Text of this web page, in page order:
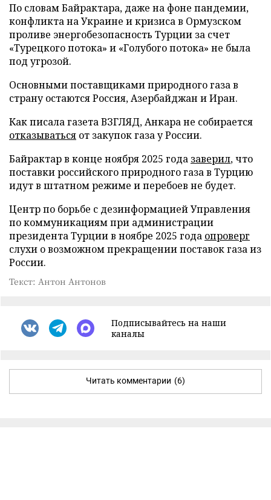
По словам Байрактара, даже на фоне пандемии,
конфликта на Украине и кризиса в Ормузском
проливе энергобезопасность Турции за счет
«Турецкого потока» и «Голубого потока» не была
под угрозой.
Основными поставщиками природного газа в
страну остаются Россия, Азербайджан и Иран.
Как писала газета ВЗГЛЯД, Анкара не собирается
отказываться от закупок газа у России.
Байрактар в конце ноября 2025 года заверил, что
поставки российского природного газа в Турцию
идут в штатном режиме и перебоев не будет.
Центр по борьбе с дезинформацией Управления
по коммуникациям при администрации
президента Турции в ноябре 2025 года опроверг
слухи о возможном прекращении поставок газа из
России.
Текст: Антон Антонов
Подписывайтесь на наши
каналы
Читать комментарии (6)